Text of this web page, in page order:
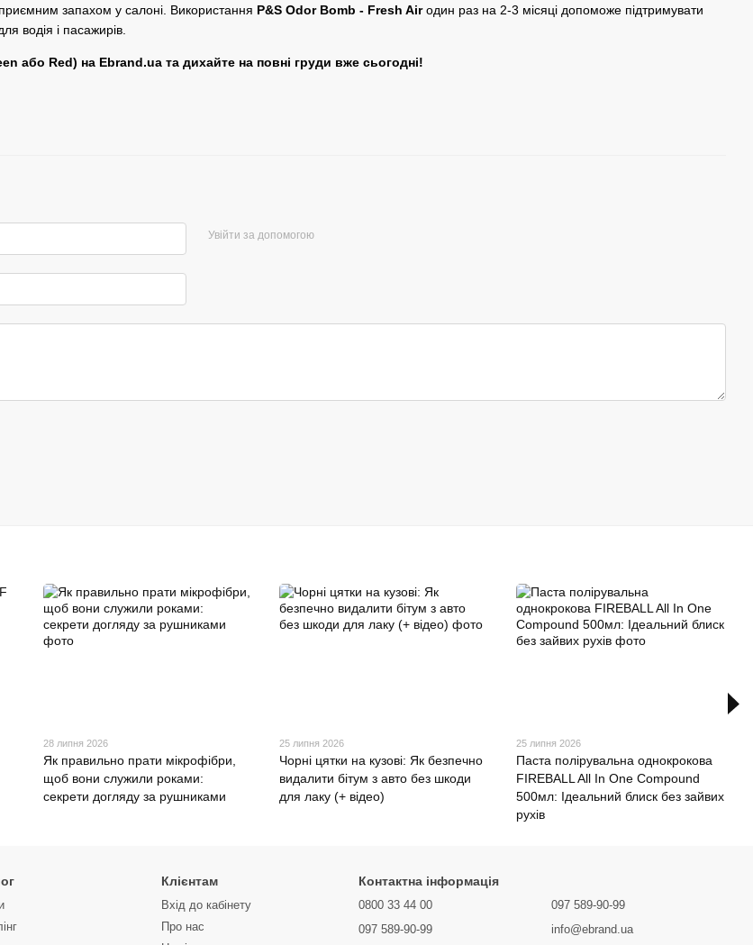
запахом у салоні. Використання P&S Odor Bomb - Fresh Airодин раз на 2-3 місяці допоможе підтримувати
водія і пасажирів.
або Red) на Ebrand.ua та дихайте на повні груди вже сьогодні!
Увійти за допомогою
28 липня 2026
Як правильно прати мікрофібри,
щоб вони служили роками:
секрети догляду за рушниками
25 липня 2026
Чорні цятки на кузові: Як безпечно
видалити бітум з авто без шкоди
для лаку (+ відео)
25 липня 2026
Паста полірувальна однокрокова
FIREBALL All In One Compound
500мл: Ідеальний блиск без зайвих
рухів
Клієнтам
Вхід до кабінету
Про нас
Контактна інформація
0800 33 44 00
097 589-90-99
097 589-90-99
info@ebrand.ua